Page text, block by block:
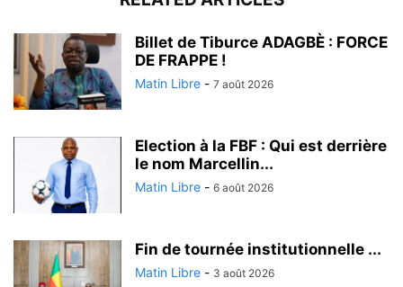
Billet de Tiburce ADAGBÈ : FORCE
DE FRAPPE !
Matin Libre - 7 août 2026
Election à la FBF : Qui est derrière
le nom Marcellin...
Matin Libre - 6 août 2026
Fin de tournée institutionnelle ...
Matin Libre - 3 août 2026